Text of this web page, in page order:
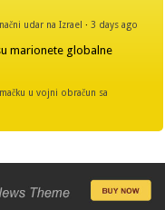
udar na Izrael ·3 days ago
marionete globalne
u vojni obračun sa